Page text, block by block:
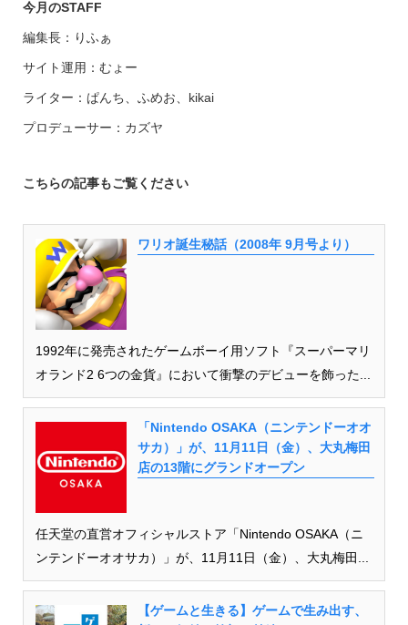
今月のSTAFF
編集長：りふぁ
サイト運用：むょー
ライター：ぱんち、ふめお、kikai
プロデューサー：カズヤ
こちらの記事もご覧ください
ワリオ誕生秘話（2008年 9月号より）
1992年に発売されたゲームボーイ用ソフト『スーパーマリ
オランド2 6つの金貨』において衝撃のデビューを飾った...
「Nintendo OSAKA（ニンテンドーオオ
サカ）」が、11月11日（金）、大丸梅田
店の13階にグランドオープン
任天堂の直営オフィシャルストア「Nintendo OSAKA（ニ
ンテンドーオオサカ）」が、11月11日（金）、大丸梅田...
【ゲームと生きる】ゲームで生み出す、